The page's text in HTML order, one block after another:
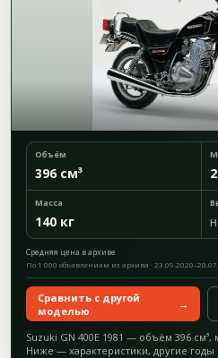
Объём
396 см³
Масса
140 кг
Средняя цена в архиве
По 1 000 объявлениям из архива ·
Сравнить с другой
моделью
→
Suzuki GN 400E 1981 — объём 396 см³,
Ниже — характеристики, другие годы